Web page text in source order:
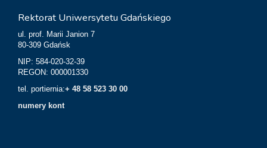
Rektorat Uniwersytetu Gdańskiego
ul. prof. Marii Janion 7
80-309 Gdańsk
NIP: 584-020-32-39
REGON: 000001330
tel. portiernia:+ 48 58 523 30 00
numery kont